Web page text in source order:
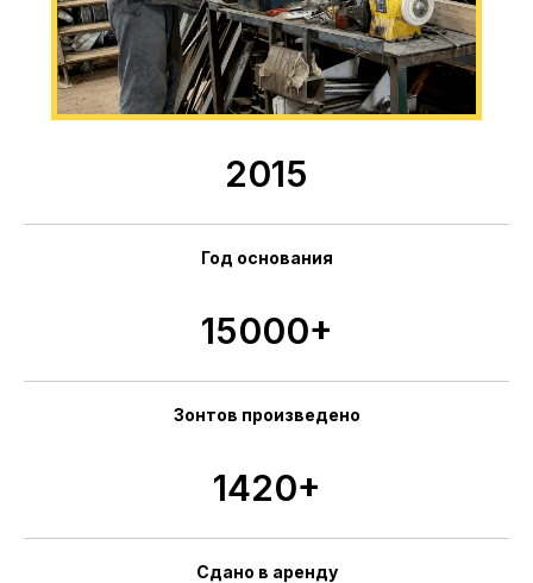
2015
Год основания
15000+
Зонтов произведено
1420+
Сдано в аренду